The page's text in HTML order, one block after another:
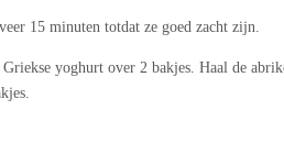
15 minuten totdat ze goed zacht zijn.
Griekse yoghurt over 2 bakjes. Haal de